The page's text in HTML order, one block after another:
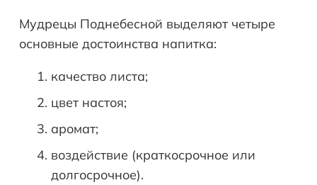
Мудрецы Поднебесной выделяют четыре
основные достоинства напитка:
качество листа;
цвет настоя;
аромат;
воздействие (краткосрочное или
долгосрочное).